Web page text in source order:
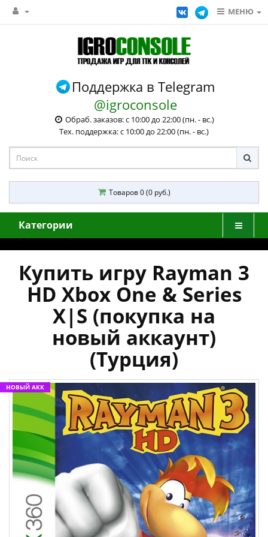
МЕНЮ
Поддержка в Telegram
@igroconsole
Обраб. заказов: с 10:00 до 22:00 (пн. - вс.)
Тех. поддержка: с 10:00 до 22:00 (пн. - вс.)
Товаров 0 (0 руб.)
Категории
Купить игру Rayman 3
HD Xbox One & Series
X|S (покупка на
новый аккаунт)
(Турция)
НОВЫЙ АКК